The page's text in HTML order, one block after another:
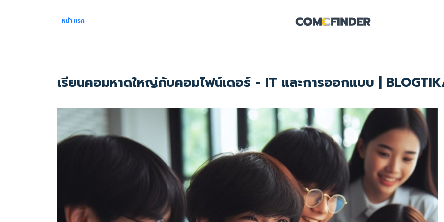
หน้าแรก
เรียนคอมหาดใหญ่กับคอมไฟน์เดอร์ - IT และการออกแบบ |